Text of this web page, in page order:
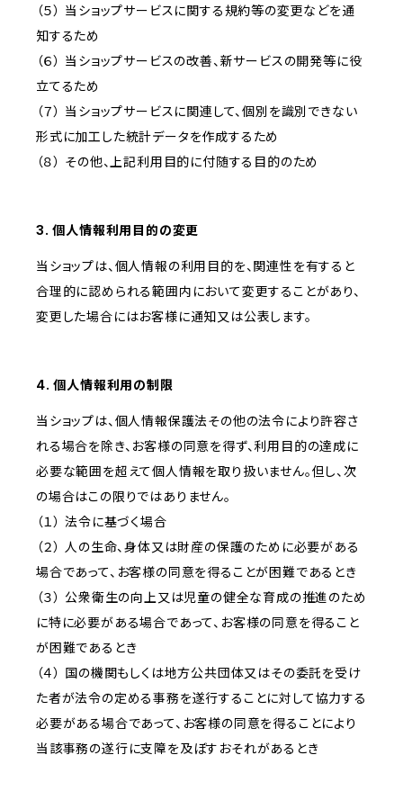
（５） 当ショップサービスに関する規約等の変更などを通
知するため
（６） 当ショップサービスの改善、新サービスの開発等に役
立てるため
（７） 当ショップサービスに関連して、個別を識別できない
形式に加工した統計データを作成するため
（８） その他、上記利用目的に付随する目的のため
3. 個人情報利用目的の変更
当ショップは、個人情報の利用目的を、関連性を有すると
合理的に認められる範囲内において変更することがあり、
変更した場合にはお客様に通知又は公表します。
4. 個人情報利用の制限
当ショップは、個人情報保護法その他の法令により許容さ
れる場合を除き、お客様の同意を得ず、利用目的の達成に
必要な範囲を超えて個人情報を取り扱いません。但し、次
の場合はこの限りではありません。
（１） 法令に基づく場合
（２） 人の生命、身体又は財産の保護のために必要がある
場合であって、お客様の同意を得ることが困難であるとき
（３） 公衆衛生の向上又は児童の健全な育成の推進のため
に特に必要がある場合であって、お客様の同意を得ること
が困難であるとき
（４） 国の機関もしくは地方公共団体又はその委託を受け
た者が法令の定める事務を遂行することに対して協力する
必要がある場合であって、お客様の同意を得ることにより
当該事務の遂行に支障を及ぼすおそれがあるとき